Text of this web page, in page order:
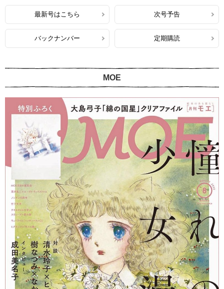
最新号はこちら 次号予告
バックナンバー 定期購読
MOE